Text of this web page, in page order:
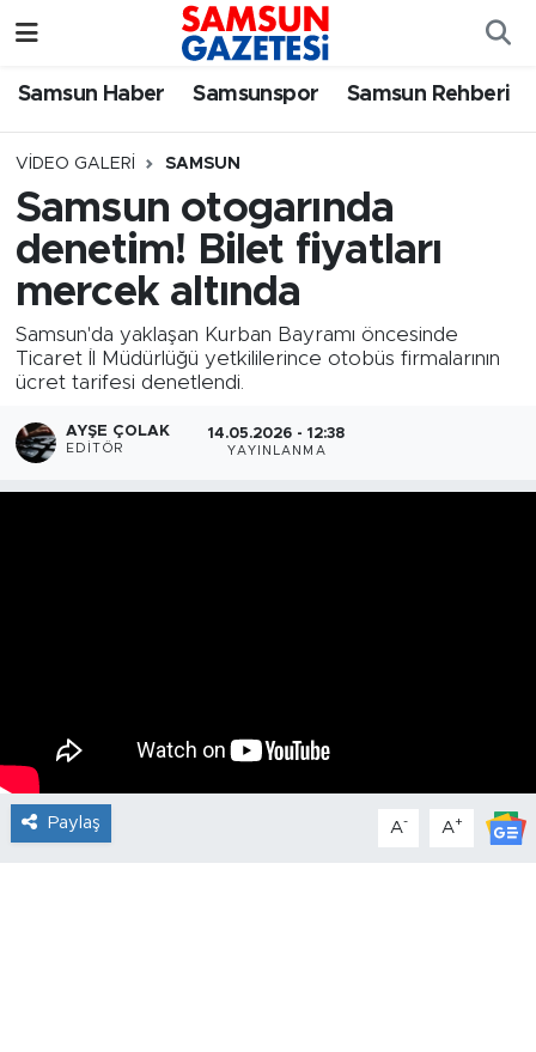
Samsun Haber Samsunspor Samsun Rehberi
VIDEO GALERI SAMSUN
Samsun otogarında
denetim! Bilet fiyatları
mercek altında
Samsun'da yaklaşan Kurban Bayramı öncesinde
Ticaret İl Müdürlüğü yetkililerince otobüs firmalarının
ücret tarifesi denetlendi.
AYŞE ÇOLAK
EDITÖR
14.05.2026 - 12:38
YAYINLANMA
Paylaş A- A+
Samsun Haber
Samsunspor
Samsun Rehberi
Resmi İlanlar
Samsun Nöbetçi Eczaneler
Samsun Hava Durumu
SAMSUN Namaz Vakitleri
Samsun Trafik Yoğunluk Haritası
Süper Lig Puan Durumu ve Fikstür
Tüm Manşetler
Son Dakika Haberleri